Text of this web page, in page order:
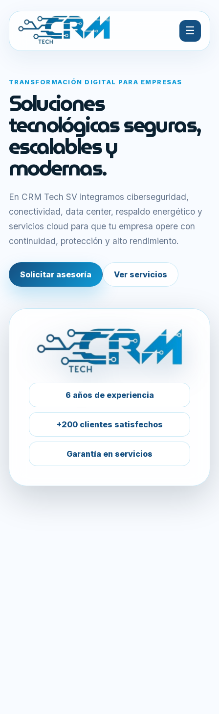
☰
TRANSFORMACIÓN DIGITAL PARA EMPRESAS
Soluciones
tecnológicas seguras,
escalables y
modernas.
En CRM Tech SV integramos ciberseguridad,
conectividad, data center, respaldo energético y
servicios cloud para que tu empresa opere con
continuidad, protección y alto rendimiento.
Solicitar asesoría Ver servicios
6 años de experiencia
+200 clientes satisfechos
Garantía en servicios